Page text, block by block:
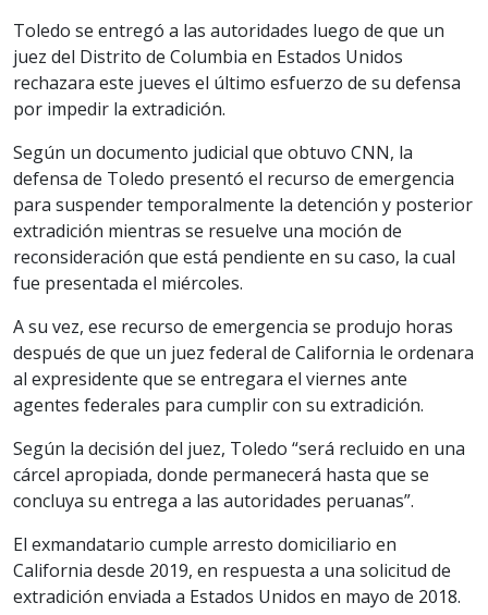
Toledo se entregó a las autoridades luego de que un
juez del Distrito de Columbia en Estados Unidos
rechazara este jueves el último esfuerzo de su defensa
por impedir la extradición.
Según un documento judicial que obtuvo CNN, la
defensa de Toledo presentó el recurso de emergencia
para suspender temporalmente la detención y posterior
extradición mientras se resuelve una moción de
reconsideración que está pendiente en su caso, la cual
fue presentada el miércoles.
A su vez, ese recurso de emergencia se produjo horas
después de que un juez federal de California le ordenara
al expresidente que se entregara el viernes ante
agentes federales para cumplir con su extradición.
Según la decisión del juez, Toledo “será recluido en una
cárcel apropiada, donde permanecerá hasta que se
concluya su entrega a las autoridades peruanas”.
El exmandatario cumple arresto domiciliario en
California desde 2019, en respuesta a una solicitud de
extradición enviada a Estados Unidos en mayo de 2018.